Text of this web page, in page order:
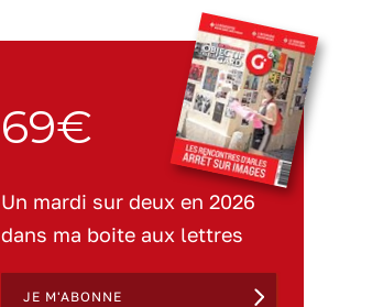
69€
Un mardi sur deux en 2026
dans ma boite aux lettres
JE M'ABONNE